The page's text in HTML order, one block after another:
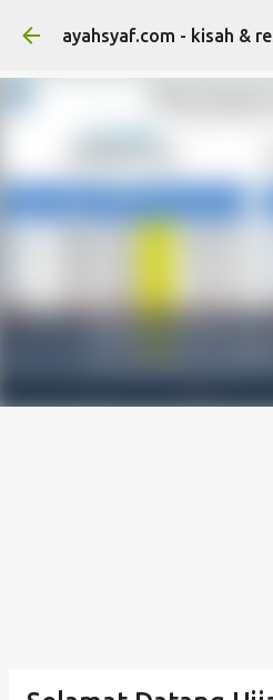
Skip to
ayahsyaf.com - kisah &